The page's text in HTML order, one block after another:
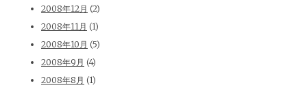
2008年12月 (2)
2008年11月 (1)
2008年10月 (5)
2008年9月 (4)
2008年8月 (1)